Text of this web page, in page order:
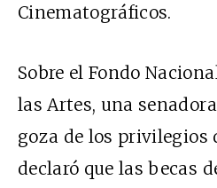
Cinematográficos.
Sobre el Fondo
las Artes, una
goza de los privilegios
declaró que las becas